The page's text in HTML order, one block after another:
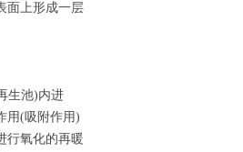
面上形成一层
生池)内进
用(吸附作用)
行氧化的再暖